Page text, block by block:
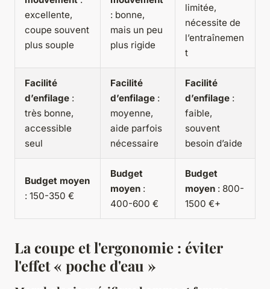
excellente,
coupe souvent
plus souple
: bonne,
mais un peu
plus rigide
limitée,
nécessite de
l’entraînemen
t
Facilité
d’enfilage :
très bonne,
accessible
seul
Facilité
d’enfilage :
moyenne,
aide parfois
nécessaire
Facilité
d’enfilage :
faible,
souvent
besoin d’aide
Budget moyen
: 150-350 €
Budget
moyen :
400-600 €
Budget
moyen : 800-
1500 €+
La coupe et l'ergonomie : éviter
l'effet « poche d'eau »